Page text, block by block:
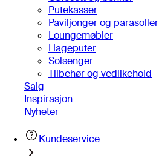
Putekasser
Paviljonger og parasoller
Loungemøbler
Hageputer
Solsenger
Tilbehør og vedlikehold
Salg
Inspirasjon
Nyheter
Kundeservice